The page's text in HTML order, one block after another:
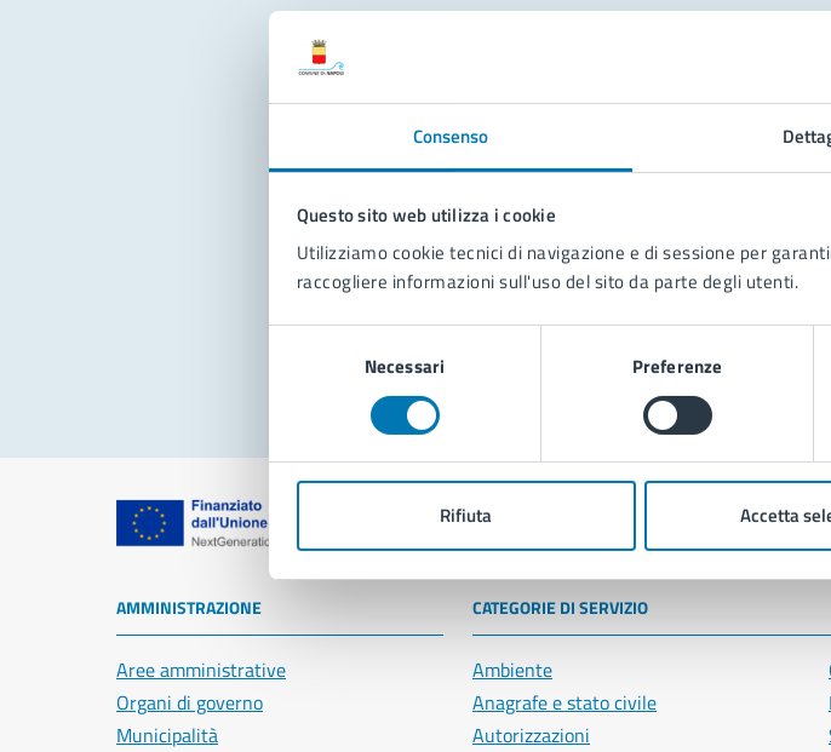
Consenso
Questo sito web utilizza i cookie
Utilizziamo cookie tecnici di navigazione e di sessione per
raccogliere informazioni sull'uso del sito da parte degli utenti.
Necessari Preferenze
Rifiuta Accetta
Problemi in città
Segnala disservizio
Comune di Napoli
AMMINISTRAZIONE
Aree amministrative
Organi di governo
Municipalità
CATEGORIE DI SERVIZIO
Ambiente
Anagrafe e stato civile
Autorizzazioni